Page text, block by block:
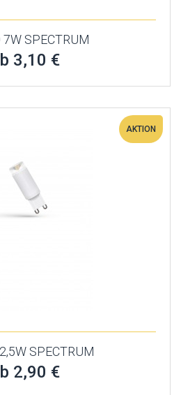
7W SPECTRUM
3,10 €
AKTION
SPECTRUM
2,90 €